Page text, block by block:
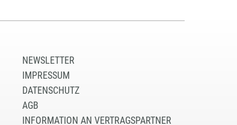
NEWSLETTER
IMPRESSUM
DATENSCHUTZ
AGB
INFORMATION AN VERTRAGSPARTNER